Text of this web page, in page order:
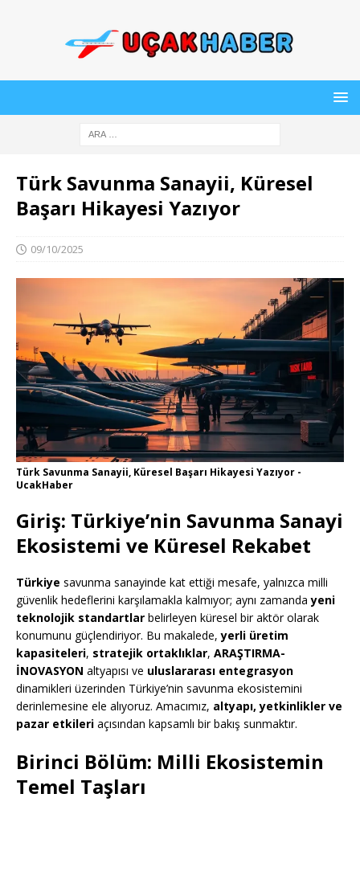
Türk Savunma Sanayii, Küresel
Başarı Hikayesi Yazıyor
09/10/2025
Türk Savunma Sanayii, Küresel Başarı Hikayesi Yazıyor -
UcakHaber
Giriş: Türkiye’nin Savunma Sanayi
Ekosistemi ve Küresel Rekabet
Türkiye savunma sanayinde kat ettiği mesafe, yalnızca milli
güvenlik hedeflerini karşılamakla kalmıyor; aynı zamandayeni
teknolojik standartlar belirleyen küresel bir aktör olarak
konumunu güçlendiriyor. Bu makalede,yerli üretim
kapasiteleri, stratejik ortaklıklar, ARAŞTIRMA-
İNOVASYON altyapısı ve uluslararası entegrasyon
dinamikleri üzerinden Türkiye’nin savunma ekosistemini
derinlemesine ele alıyoruz. Amacımız, altyapı, yetkinlikler ve
pazar etkileri açısından kapsamlı bir bakış sunmaktır.
Birinci Bölüm: Milli Ekosistemin
Temel Taşları